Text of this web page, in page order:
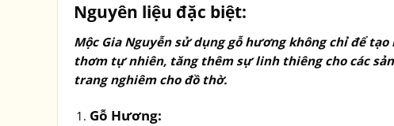
Nguyên liệu đặc biệt:
Mộc Gia Nguyễn sử dụng gỗ hương không chỉ để
thơm tự nhiên, tăng thêm sự linh thiêng cho các
trang nghiêm cho đồ thờ.
Gỗ Hương: